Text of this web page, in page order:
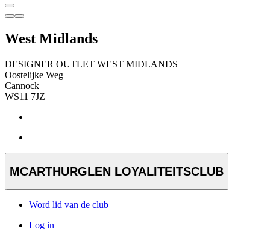
West Midlands
DESIGNER OUTLET WEST MIDLANDS
Oostelijke Weg
Cannock
WS11 7JZ
MCARTHURGLEN LOYALITEITSCLUB
Word lid van de club
Log in